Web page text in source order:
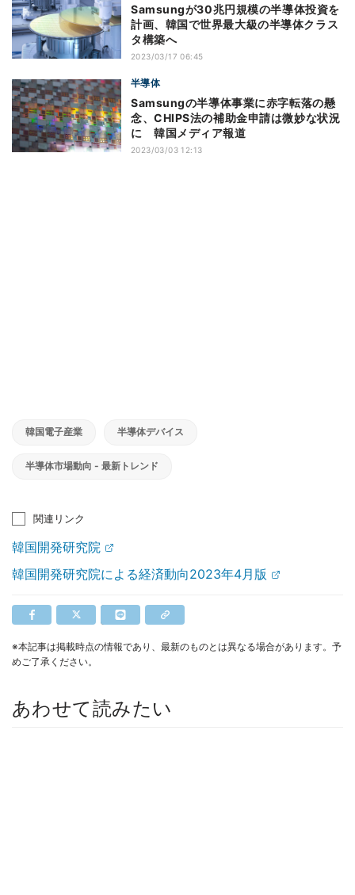
Samsungが30兆円規模の半導体投資を
計画、韓国で世界最大級の半導体クラス
タ構築へ
2023/03/17 06:45
半導体
Samsungの半導体事業に赤字転落の懸
念、CHIPS法の補助金申請は微妙な状況
に 韓国メディア報道
2023/03/03 12:13
韓国電子産業 半導体デバイス
半導体市場動向 - 最新トレンド
関連リンク
韓国開発研究院
韓国開発研究院による経済動向2023年4月版
※本記事は掲載時点の情報であり、最新のものとは異なる場合があります。予
めご了承ください。
あわせて読みたい